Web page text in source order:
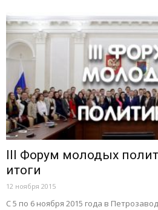
III Форум молодых
итоги
12 ноября 2015
С 5 по 6 ноября 2015 года в